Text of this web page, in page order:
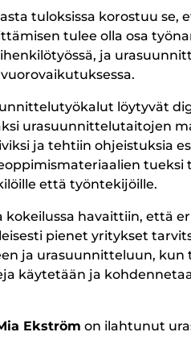
tuloksissa korostuu se,
tulee olla osa
ja
löytyvät
urasuunnittelutaitojen
ja tehtiin ohjeistuksia
tueksi
että työntekijöille.
havaittiin, että
pienet yritykset
ja urasuunnitteluun, kun
käytetään ja
Ekström on ilahtunut